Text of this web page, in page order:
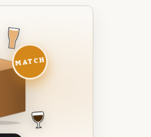
MATCH